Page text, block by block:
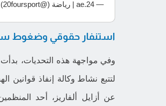
— 24.ae | رياضة (@20foursport)
استنفار حقوقي وضغوط
وفي مواجهة هذه التحديات،
لتتبع نشاط وكالة إنفاذ قوانين
عن أزايل ألفاريز، أحد